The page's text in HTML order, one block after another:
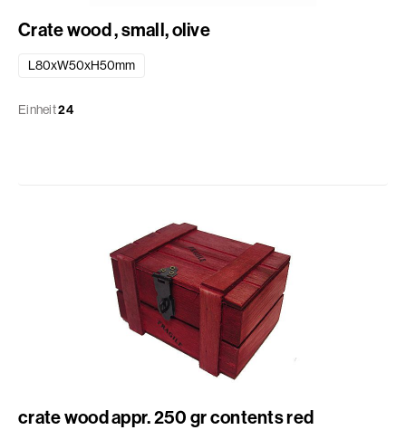
Crate wood , small, olive
L80xW50xH50mm
Einheit24
crate wood appr. 250 gr contents red